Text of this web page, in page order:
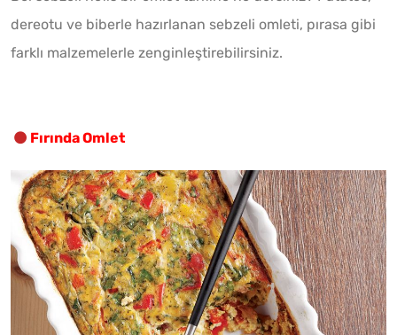
dereotu ve biberle hazırlanan sebzeli omleti, pırasa gibi
farklı malzemelerle zenginleştirebilirsiniz.
Fırında Omlet